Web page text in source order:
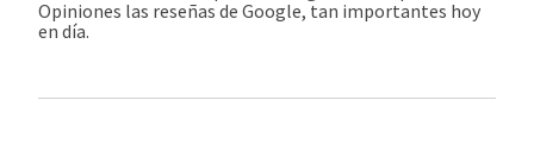
Opiniones las reseñas de Google, tan importantes hoy
en día.